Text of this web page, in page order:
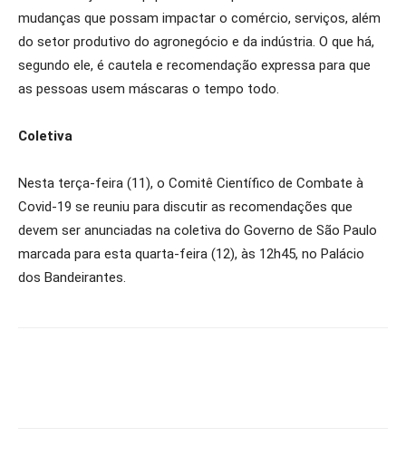
mudanças que possam impactar o comércio, serviços, além
do setor produtivo do agronegócio e da indústria. O que há,
segundo ele, é cautela e recomendação expressa para que
as pessoas usem máscaras o tempo todo.
Coletiva
Nesta terça-feira (11), o Comitê Científico de Combate à
Covid-19 se reuniu para discutir as recomendações que
devem ser anunciadas na coletiva do Governo de São Paulo
marcada para esta quarta-feira (12), às 12h45, no Palácio
dos Bandeirantes.